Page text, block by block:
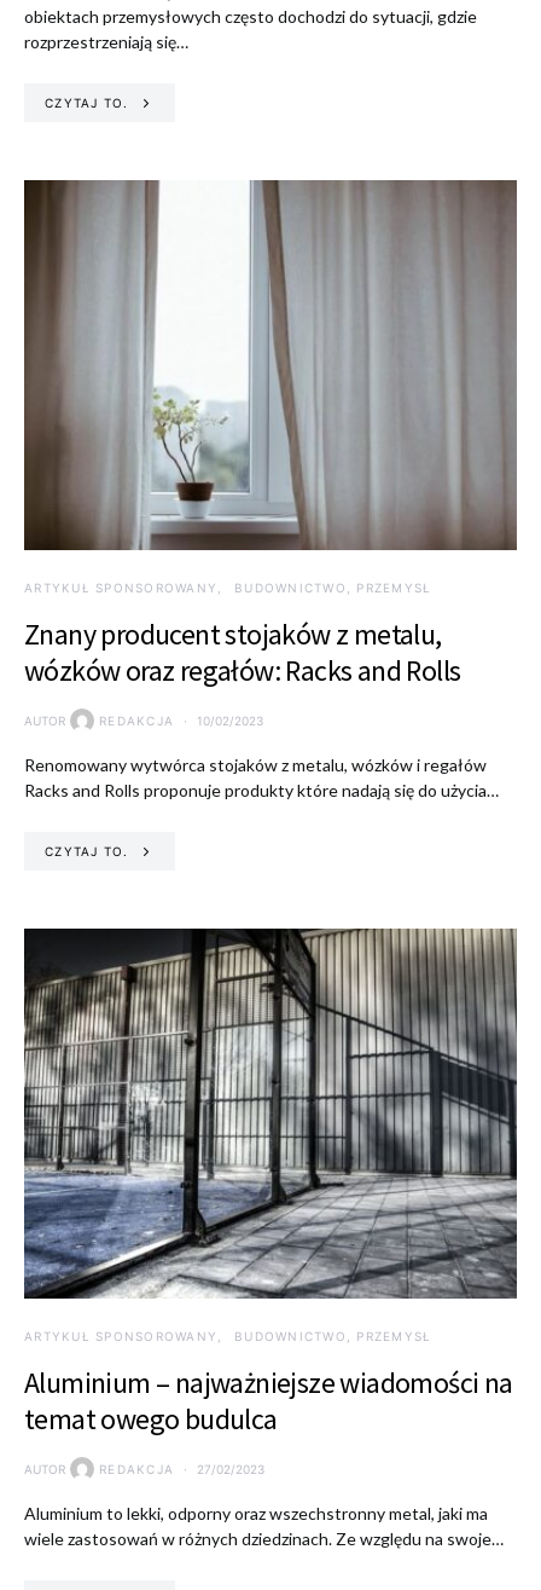
obiektach przemysłowych często dochodzi do sytuacji, gdzie
rozprzestrzeniają się…
CZYTAJ TO.
ARTYKUŁ SPONSOROWANY BUDOWNICTWO, PRZEMYSŁ
Znany producent stojaków z metalu,
wózków oraz regałów: Racks and Rolls
AUTOR REDAKCJA 10/02/2023
Renomowany wytwórca stojaków z metalu, wózków i regałów
Racks and Rolls proponuje produkty które nadają się do użycia…
CZYTAJ TO.
ARTYKUŁ SPONSOROWANY BUDOWNICTWO, PRZEMYSŁ
Aluminium – najważniejsze wiadomości na
temat owego budulca
AUTOR REDAKCJA 27/02/2023
Aluminium to lekki, odporny oraz wszechstronny metal, jaki ma
wiele zastosowań w różnych dziedzinach. Ze względu na swoje…